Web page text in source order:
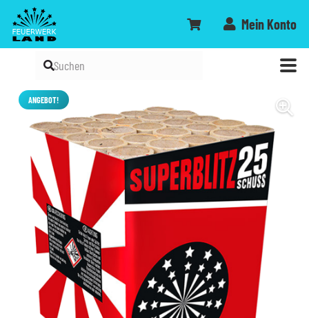
Mein Konto
ANGEBOT!